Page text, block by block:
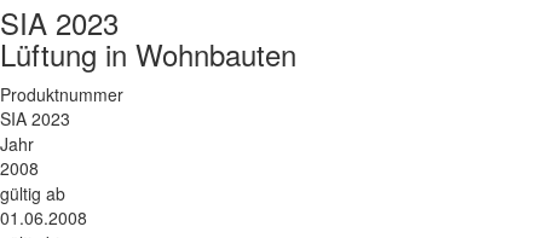
SIA 2023
Lüftung in Wohnbauten
Produktnummer
SIA 2023
Jahr
2008
gültig ab
01.06.2008